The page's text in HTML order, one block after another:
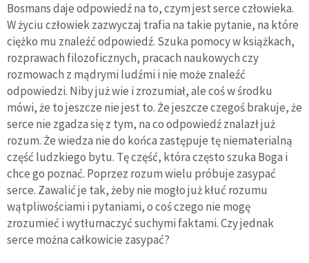
Bosmans daje odpowiedź na to, czym jest serce człowieka.
W życiu człowiek zazwyczaj trafia na takie pytanie, na które
ciężko mu znaleźć odpowiedź. Szuka pomocy w książkach,
rozprawach filozoficznych, pracach naukowych czy
rozmowach z mądrymi ludźmi i nie może znaleźć
odpowiedzi. Niby już wie i zrozumiał, ale coś w środku
mówi, że to jeszcze nie jest to. Że jeszcze czegoś brakuje, że
serce nie zgadza się z tym, na co odpowiedź znalazł już
rozum. Że wiedza nie do końca zastępuje tę niematerialną
część ludzkiego bytu. Tę część, która często szuka Boga i
chce go poznać. Poprzez rozum wielu próbuje zasypać
serce. Zawalić je tak, żeby nie mogło już kłuć rozumu
wątpliwościami i pytaniami, o coś czego nie mogę
zrozumieć i wytłumaczyć suchymi faktami. Czy jednak
serce można całkowicie zasypać?